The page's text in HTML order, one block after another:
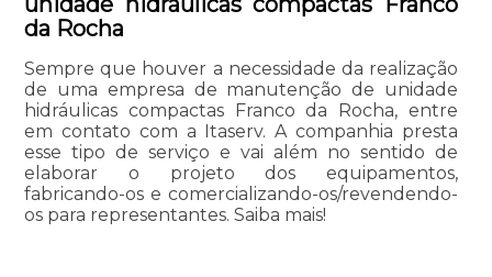
da Rocha
Sempre que houver a necessidade da realização
de uma empresa de manutenção de unidade
hidráulicas compactas Franco da Rocha, entre
em contato com a Itaserv. A companhia presta
esse tipo de serviço e vai além no sentido de
elaborar o projeto dos equipamentos,
fabricando-os e comercializando-os/revendendo-
os para representantes. Saiba mais!